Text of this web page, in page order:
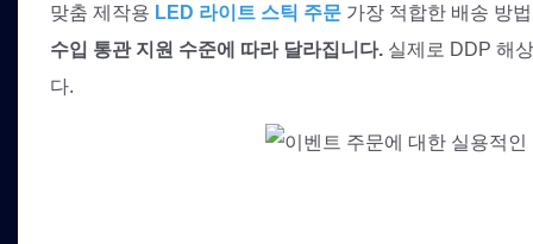
맞춤 제작용 LED 라이트 스틱 주문가장 적합한 배송 방
수입 통관 지원 수준에 따라 달라집니다.실제로 DDP 해
다.